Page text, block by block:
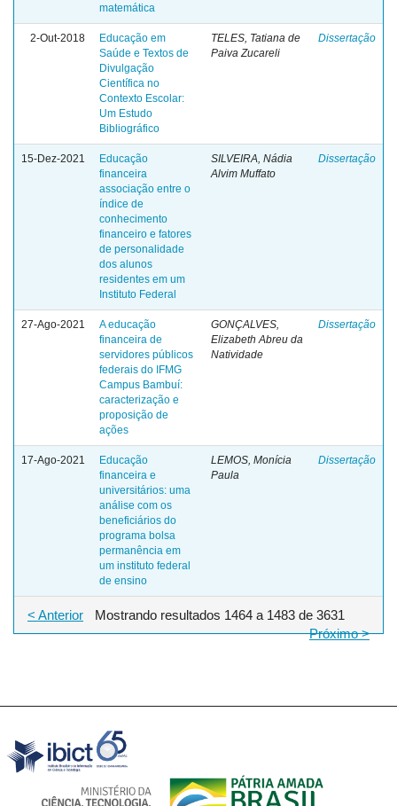
matemática
2-Out-2018
Educação em
Saúde e Textos de
Divulgação
Científica no
Contexto Escolar:
Um Estudo
Bibliográfico
TELES, Tatiana de
Paiva Zucareli
Dissertação
15-Dez-2021
Educação
financeira
associação entre o
índice de
conhecimento
financeiro e fatores
de personalidade
dos alunos
residentes em um
Instituto Federal
SILVEIRA, Nádia
Alvim Muffato
Dissertação
27-Ago-2021
A educação
financeira de
servidores públicos
federais do IFMG
Campus Bambuí:
caracterização e
proposição de
ações
GONÇALVES,
Elizabeth Abreu da
Natividade
Dissertação
17-Ago-2021
Educação
financeira e
universitários: uma
análise com os
beneficiários do
programa bolsa
permanência em
um instituto federal
de ensino
LEMOS, Monícia
Paula
Dissertação
Mostrando resultados 1464 a 1483 de 3631
< Anterior
Próximo >